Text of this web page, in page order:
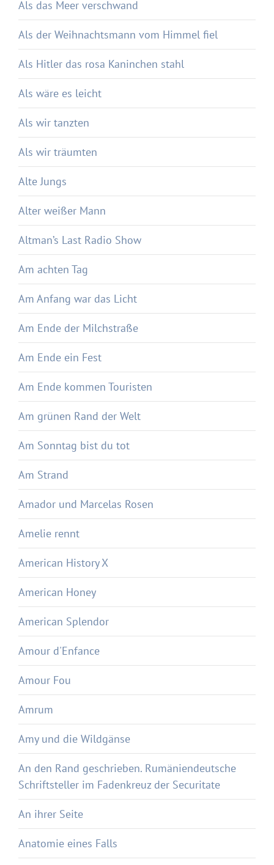
Als das Meer verschwand
Als der Weihnachtsmann vom Himmel fiel
Als Hitler das rosa Kaninchen stahl
Als wäre es leicht
Als wir tanzten
Als wir träumten
Alte Jungs
Alter weißer Mann
Altman’s Last Radio Show
Am achten Tag
Am Anfang war das Licht
Am Ende der Milchstraße
Am Ende ein Fest
Am Ende kommen Touristen
Am grünen Rand der Welt
Am Sonntag bist du tot
Am Strand
Amador und Marcelas Rosen
Amelie rennt
American History X
American Honey
American Splendor
Amour d'Enfance
Amour Fou
Amrum
Amy und die Wildgänse
An den Rand geschrieben. Rumäniendeutsche
Schriftsteller im Fadenkreuz der Securitate
An ihrer Seite
Anatomie eines Falls